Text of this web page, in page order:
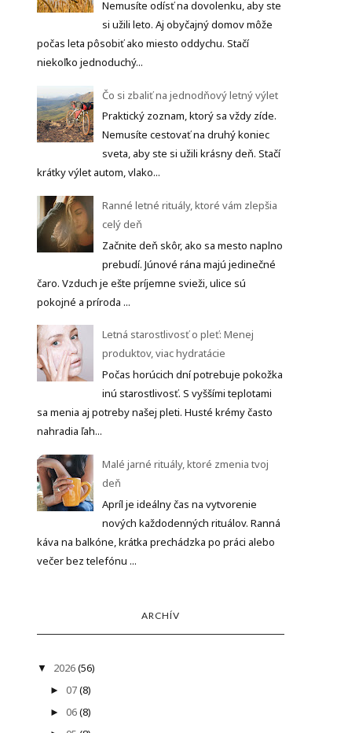
Nemusíte odísť na dovolenku, aby ste
si užili leto. Aj obyčajný domov môže
počas leta pôsobiť ako miesto oddychu. Stačí
niekoľko jednoduchý...
Čo si zbaliť na jednodňový letný výlet
Praktický zoznam, ktorý sa vždy zíde.
Nemusíte cestovať na druhý koniec
sveta, aby ste si užili krásny deň. Stačí
krátky výlet autom, vlako...
Ranné letné rituály, ktoré vám zlepšia
celý deň
Začnite deň skôr, ako sa mesto naplno
prebudí. Júnové rána majú jedinečné
čaro. Vzduch je ešte príjemne svieži, ulice sú
pokojné a príroda ...
Letná starostlivosť o pleť: Menej
produktov, viac hydratácie
Počas horúcich dní potrebuje pokožka
inú starostlivosť. S vyššími teplotami
sa menia aj potreby našej pleti. Husté krémy často
nahradia ľah...
Malé jarné rituály, ktoré zmenia tvoj
deň
Apríl je ideálny čas na vytvorenie
nových každodenných rituálov. Ranná
káva na balkóne, krátka prechádzka po práci alebo
večer bez telefónu ...
ARCHÍV
▼ 2026(56)
► 07(8)
► 06(8)